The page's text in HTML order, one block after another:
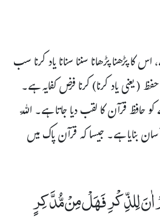
کا پڑھنا پڑھانا سننا سنانا یاد کرنا سب
( یعنی یاد کرنا) کرنا فرض کفایہ ہے۔
حافظ قرآن کا لقب دیا جاتا ہے۔ اللّہ
بنایا ہے۔ جیسا کہ قرآن پاک میں
لِلذِّكْرِ فَهَلْ مِنْ مُّدَّكِرٍ